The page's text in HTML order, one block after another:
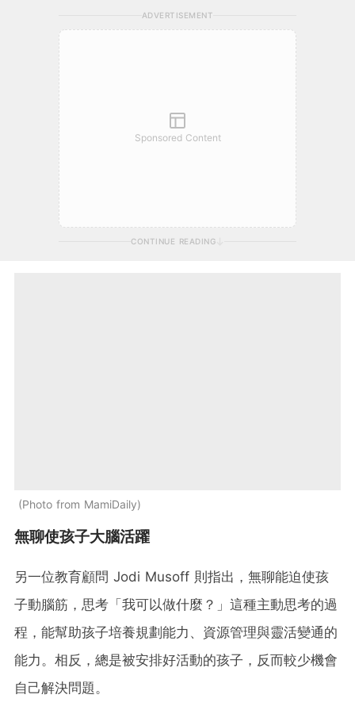
ADVERTISEMENT
Sponsored Content
CONTINUE READING
Photo from MamiDaily
無聊使孩子大腦活躍
另一位教育顧問 Jodi Musoff 則指出，無聊能迫使孩
子動腦筋，思考「我可以做什麼？」這種主動思考的過
程，能幫助孩子培養規劃能力、資源管理與靈活變通的
能力。相反，總是被安排好活動的孩子，反而較少機會
自己解決問題。